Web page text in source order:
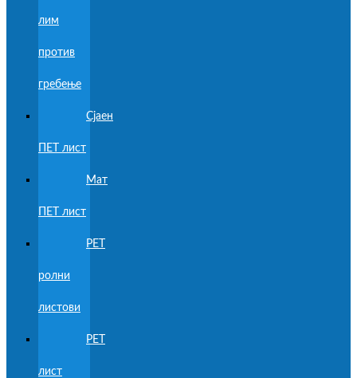
лим
против
гребење
Сјаен
ПЕТ лист
Мат
ПЕТ лист
PET
ролни
листови
PET
лист